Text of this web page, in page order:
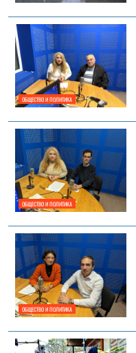
ОБЩЕСТВО И ПОЛИТИКА
ОБЩЕСТВО И ПОЛИТИКА
ОБЩЕСТВО И ПОЛИТИКА